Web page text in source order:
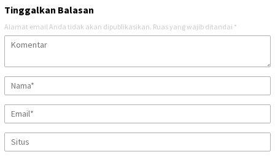
Tinggalkan Balasan
Alamat email Anda tidak akan dipublikasikan. Ruas yang wajib ditandai *